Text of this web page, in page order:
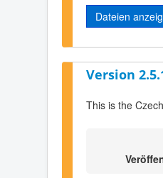
Dateien
Version
This is the